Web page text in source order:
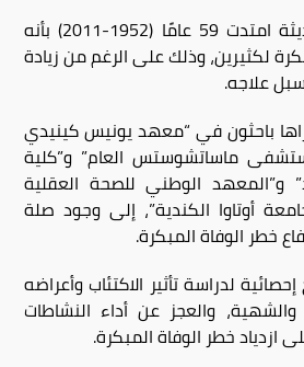
كما تتهمه دراسة حديثة امتدت 59 عامًا (1952-2011) بأنه
لكثيرين، وذلك على الرغم من زيادة
علاجه.
باحثون في “معهد يونيس كينيدي
ماساتشوستس العام” و”كلية
و”المعهد الوطني للصحة العقلية
أوتاوا الكندية”، إلى وجود صلة
خطر الوفاة المبكرة.
لدراسة تأثير الاكتئاب وأعراضه
والعجز عن أداء النشاطات
ازدياد خطر الوفاة المبكرة.